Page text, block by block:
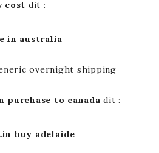
cost dit :
in australia
overnight shipping
purchase to canada dit :
buy adelaide